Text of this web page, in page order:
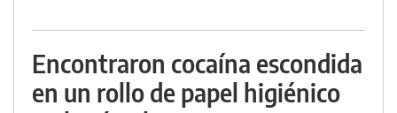
Encontraron cocaína escondida
en un rollo de papel higiénico